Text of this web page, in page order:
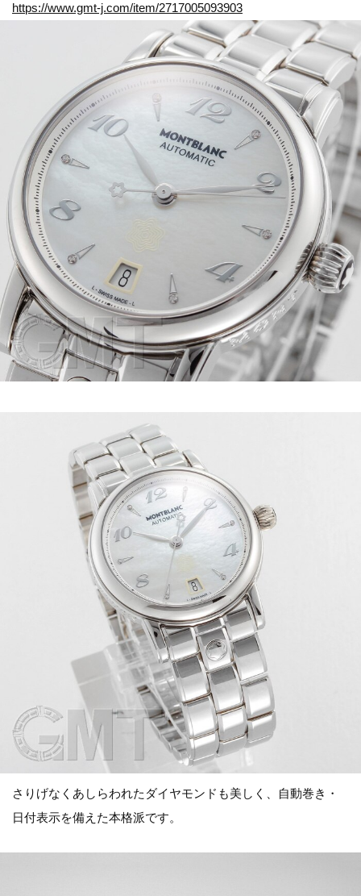
https://www.gmt-j.com/item/2717005093903
さりげなくあしらわれたダイヤモンドも美しく、自動巻き・
日付表示を備えた本格派です。